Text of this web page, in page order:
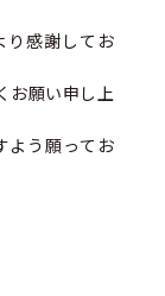
り感謝してお
お願い申し上
よう願ってお